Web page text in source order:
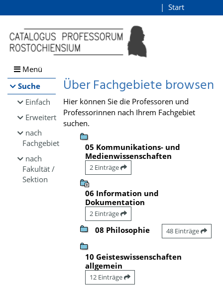
Browsen
direkt zum Inhalt
Start
Menü
Suche
Einfach
Erweitert
nach
Fachgebiet
nach
Fakultät /
Sektion
Über Fachgebiete browsen
Hier können Sie die Professoren und
Professorinnen nach Ihrem Fachgebiet
suchen.
05 Kommunikations- und
Medienwissenschaften
2 Einträge
06 Information und
Dokumentation
2 Einträge
08 Philosophie 48 Einträge
10 Geisteswissenschaften
allgemein
12 Einträge